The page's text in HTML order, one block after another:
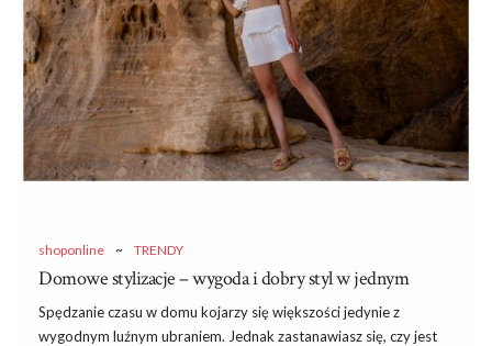
bliżej temu kluczowemu elementowi damskiej garderoby, który z
powodzeniem sprawdza się …
shoponline ~ TRENDY
Domowe stylizacje – wygoda i dobry styl w jednym
Spędzanie czasu w domu kojarzy się większości jedynie z
wygodnym luźnym ubraniem. Jednak zastanawiasz się, czy jest